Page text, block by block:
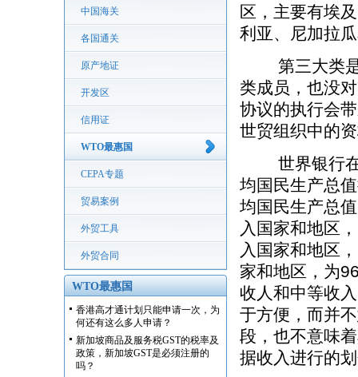
中国海关
各国通关
原产地证
开发区
信用证
WTO最惠国
CEPA专题
贸易案例
外贸工具
外贸合同
WTO最惠国
香港高才通计划只能申请一次，为
何还有这么多人申请？
新加坡商品及服务税GST的税率及
政策，新加坡GST是必须注册的
吗？
区，主要有埃
利亚、尼加拉
第三大类是"
类成员，也没
协议的执行会
世贸组织中的
世界银行在
均国民生产总
均国民生产总
入国家和地区
入国家和地区
家和地区，为
收人和中等收
于方便，而并
段，也不意味
据收入进行的